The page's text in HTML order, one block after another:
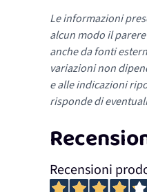
Le informazioni
alcun modo il
anche da fonti
variazioni non
e alle indicazioni
risponde di
Recensioni